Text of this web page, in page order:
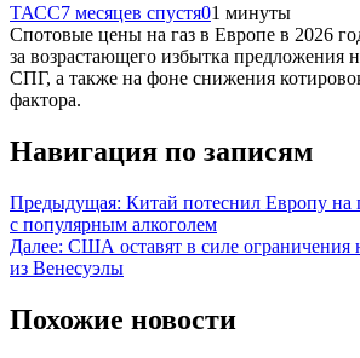
ТАСС7 месяцев спустя01 минуты
Спотовые цены на газ в Европе в 2026
за возрастающего избытка предложения
СПГ, а также на фоне снижения
фактора.
Навигация по записям
Предыдущая: Китай потеснил Европу на
с популярным алкоголем
Далее: США оставят в силе ограничения
из Венесуэлы
Похожие новости